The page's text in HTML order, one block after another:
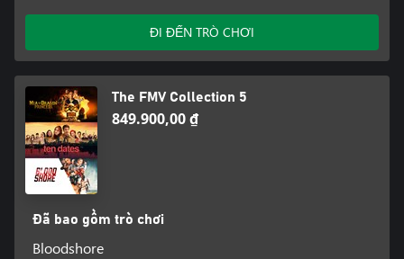
ĐI ĐẾN TRÒ CHƠI
The FMV Collection 5
849.900,00 ₫
Đã bao gồm trò chơi
Bloodshore